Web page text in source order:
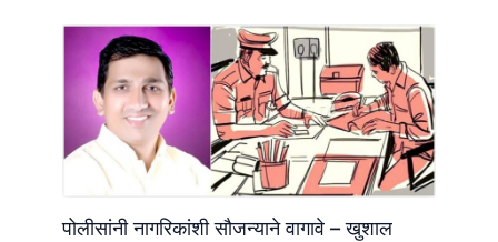
पोलीसांनी नागरिकांशी सौजन्याने वागावे – खुशाल